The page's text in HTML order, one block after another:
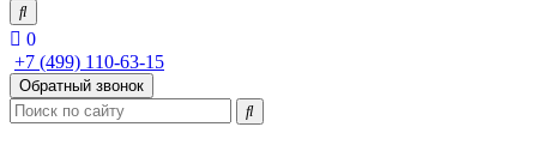
0
+7 (499) 110-63-15
Обратный звонок